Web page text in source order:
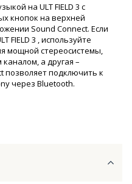
на ULT FIELD 3 с
кнопок на верхней
Sound Connect. Если
FIELD 3 , используйте
мощной стереосистемы,
а другая –
позволяет подключить к
через Bluetooth.